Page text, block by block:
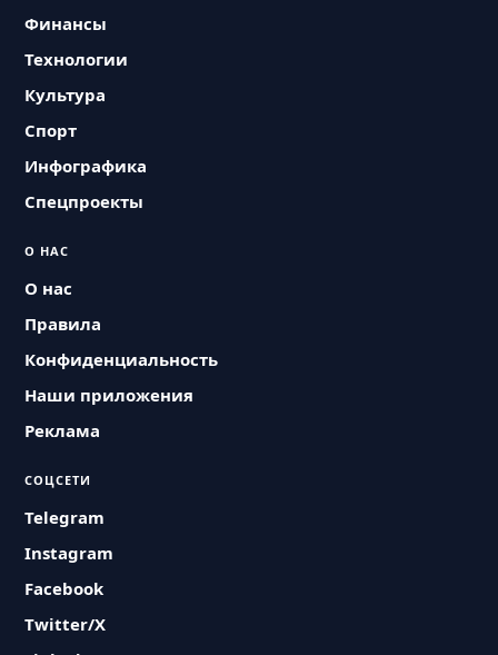
Финансы
Технологии
Культура
Спорт
Инфографика
Спецпроекты
О НАС
О нас
Правила
Конфиденциальность
Наши приложения
Реклама
СОЦСЕТИ
Telegram
Instagram
Facebook
Twitter/X